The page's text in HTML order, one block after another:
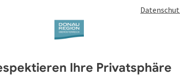
Ihre Privatsphäre